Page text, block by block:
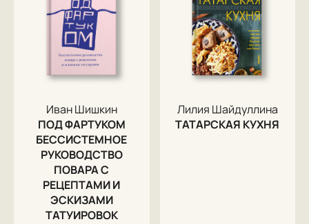
Иван Шишкин
ПОД ФАРТУКОМ
БЕССИСТЕМНОЕ
РУКОВОДСТВО
ПОВАРА С
РЕЦЕПТАМИ И
ЭСКИЗАМИ
ТАТУИРОВОК
Лилия Шайдуллина
ТАТАРСКАЯ КУХНЯ